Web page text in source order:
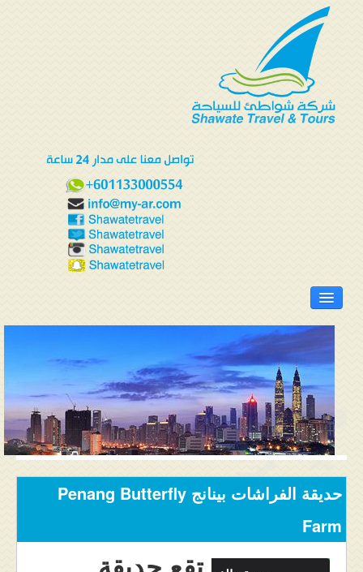
الرئيسية
المنتدى
دليل ماليزيا
فنادق ماليزيا
الاماكن السياحية ماليزيا
حديقة الفراشات بينانج Penang Butterfly
Farm